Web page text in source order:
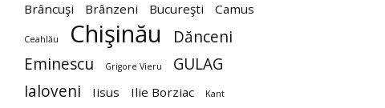
Brâncuşi Brânzeni Bucureşti Camus
Ceahlău Chişinău
Dănceni
Eminescu
Grigore Vieru
GULAG
Ialoveni
Iisus Ilie Borziac Kant